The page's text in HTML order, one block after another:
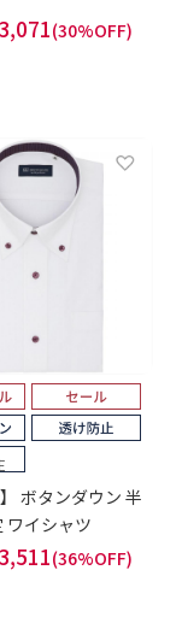
(30%OFF)
】 ボタンダウン 半
ワイシャツ
(36%OFF)